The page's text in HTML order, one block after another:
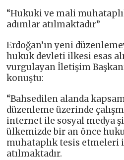
“Hukuki ve mali
adımlar atılmaktadır”
Erdoğan’ın yeni
hukuk devleti ilkesi esas
vurgulayan İletişim
konuştu:
“Bahsedilen alanda
düzenleme üzerinde
internet ile sosyal medya
ülkemizde bir an önce
muhataplık tesis etmeleri
atılmaktadır.